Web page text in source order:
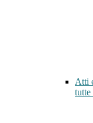
Atti
tutte